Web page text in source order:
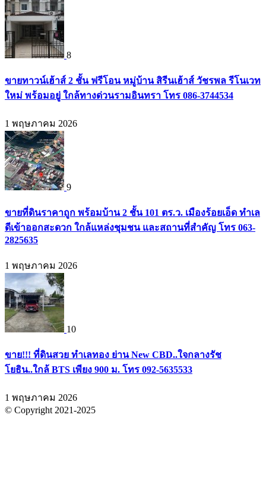
8
ขายทาวน์เฮ้าส์ 2 ชั้น ฟรีโอน หมู่บ้าน สิรีนเฮ้าส์ วัชรพล รีโนเวท
ใหม่ พร้อมอยู่ ใกล้ทางด่วนรามอินทรา โทร 086-3744534
1 พฤษภาคม 2026
9
ขายที่ดินราคาถูก พร้อมบ้าน 2 ชั้น 101 ตร.ว. เมืองร้อยเอ็ด ทำเล
ดีเข้าออกสะดวก ใกล้แหล่งชุมชน และสถานที่สำคัญ โทร 063-
2825635
1 พฤษภาคม 2026
10
ขาย!!! ที่ดินสวย ทำเลทอง ย่าน New CBD..ใจกลางรัช
โยธิน..ใกล้ BTS เพียง 900 ม. โทร 092-5635533
1 พฤษภาคม 2026
© Copyright 2021-2025